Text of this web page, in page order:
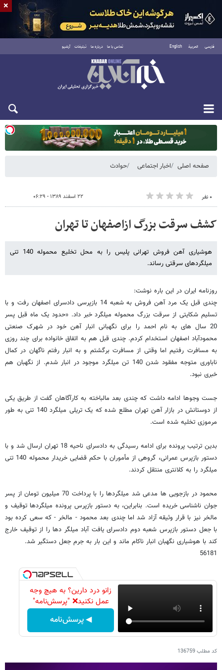
فارسی العربية English تماس با ما درباره ما تبلیغات آرشیو
یکشنبه ۱۸ مرداد ۱۴۰۵
صفحه اصلی اخبار اجتماعی حوادث
۰ نفر ۲۲ اسفند ۱۳۸۹ - ۰۶:۲۹
کشف سرقت بزرگ ازاصفهان تا تهران
هوشیاری آهن فروش تهرانی پلیس را به محل تخلیع محموله 140 تنی
میلگردهای سرقتی رساند.
روزنامه ایران در این باره نوشت:
چندی قبل یک مرد آهن فروش به شعبه 14 بازپرسی دادسرای اصفهان رفت و با
تسلیم شکایتی از سرقت بزرگ محموله میلگرد خبر داد. «حدود یک ماه قبل پسر
20 سال های به نام احمد را برای نگهبانی انبار آهن خود در شهرک صنعتی
محمودآباد اصفهان استخدام کردم. چندی قبل هم به اتفاق خانواده برای چند روزی
به مسافرت رفتیم اما وقتی از مسافرت برگشتم و به انبار رفتم ناگهان در کمال
ناباوری متوجه مفقود شدن 140 تن میلگرد موجود در انبار شدم. از نگهبان هم
خبری نبود.
جست وجوها ادامه داشت که چندی بعد مالباخته به کارآگاهان گفت از طریق یکی
از دوستانش در بازار آهن تهران مطلع شده که یک تریلی میلگرد 140 تنی به طور
مرموزی تخلیه شده است.
بدین ترتیب پرونده برای ادامه رسیدگی به دادسرای ناحیه 18 تهران ارسال شد و با
دستور بازپرس عمرانی، گروهی از مأموران با حکم قضایی خریدار محموله 140 تنی
میلگرد را به کلانتری منتقل کردند.
محمود در بازجویی ها مدعی شد میلگردها را با پرداخت 70 میلیون تومان از پسر
جوان ناشناسی خریده است. بنابراین، به دستور بازپرس پرونده میلگردها توقیف و
مالخر نیز با قرار وثیقه آزاد شد اما چندی بعد محمود - مالخر - که سعی کرده بود
با جعل دستور بازپرس شعبه دوم دادسرای یافت آباد میلگر دها را از توقیف خارج
کند با هوشیاری نگهبان انبار ناکام ماند و این بار به جرم جعل دستگیر شد.
56181
زانو درد دارین؟ به هیچ وجه
عمل نکنید❌ "پرسش‌نامه"
◀ پرسش‌نامه
کد مطلب136759
×